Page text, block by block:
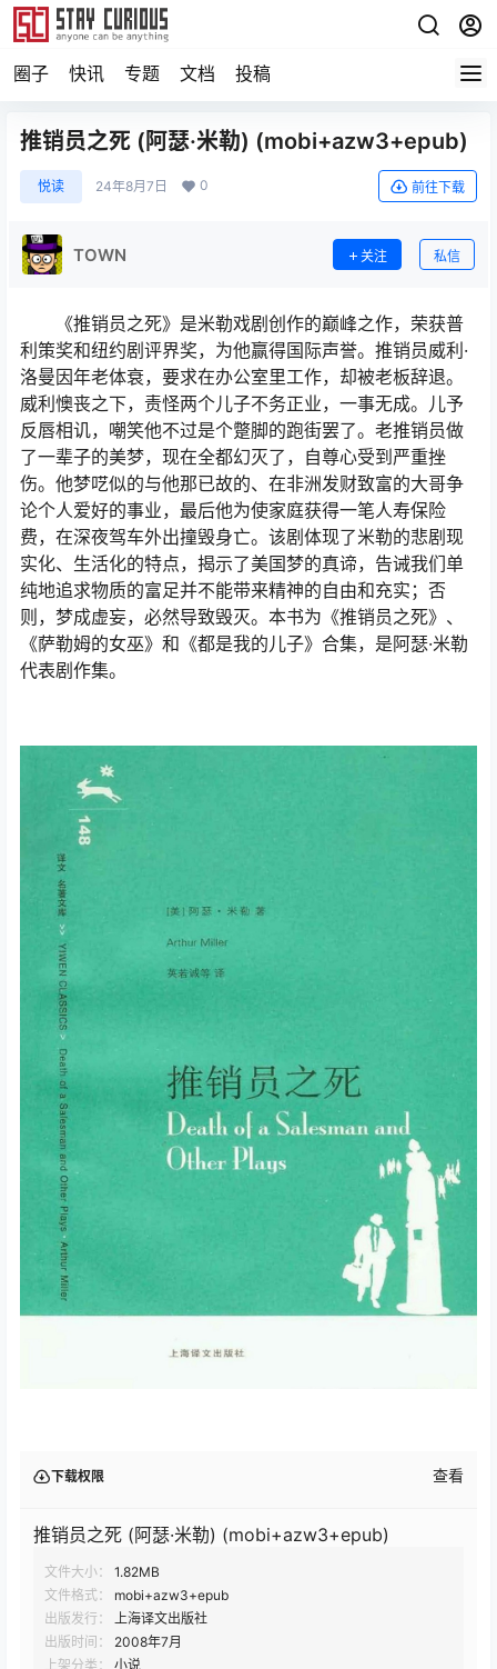
圈子 快讯 专题 文档 投稿
推销员之死 (阿瑟·米勒) (mobi+azw3+epub)
悦读 24年8月7日 0 前往下载
TOWN 关注 私信
《推销员之死》是米勒戏剧创作的巅峰之作，荣获普
利策奖和纽约剧评界奖，为他赢得国际声誉。推销员威利·
洛曼因年老体衰，要求在办公室里工作，却被老板辞退。
威利懊丧之下，责怪两个儿子不务正业，一事无成。儿予
反唇相讥，嘲笑他不过是个蹩脚的跑街罢了。老推销员做
了一辈子的美梦，现在全都幻灭了，自尊心受到严重挫
伤。他梦呓似的与他那已故的、在非洲发财致富的大哥争
论个人爱好的事业，最后他为使家庭获得一笔人寿保险
费，在深夜驾车外出撞毁身亡。该剧体现了米勒的悲剧现
实化、生活化的特点，揭示了美国梦的真谛，告诫我们单
纯地追求物质的富足并不能带来精神的自由和充实；否
则，梦成虚妄，必然导致毁灭。本书为《推销员之死》、
《萨勒姆的女巫》和《都是我的儿子》合集，是阿瑟·米勒
代表剧作集。
下载权限 查看
推销员之死 (阿瑟·米勒) (mobi+azw3+epub)
文件大小：
1.82MB
文件格式：
mobi+azw3+epub
出版发行：
上海译文出版社
出版时间：
2008年7月
上架分类：
小说